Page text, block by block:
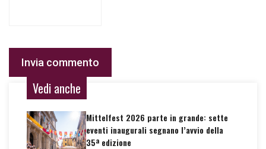
Vedi anche
Mittelfest 2026 parte in grande: sette
eventi inaugurali segnano l’avvio della
35ª edizione